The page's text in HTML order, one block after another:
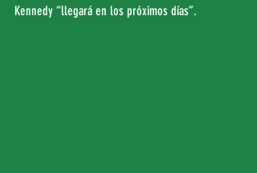
Kennedy “llegará en los próximos días”.